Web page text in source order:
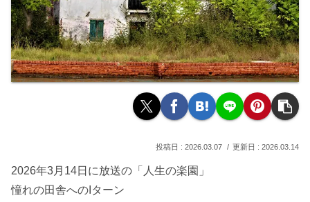
2026.03.07 2026.03.14
2026年3月14日に放送の「人生の楽園」
憧れの田舎へのIターン